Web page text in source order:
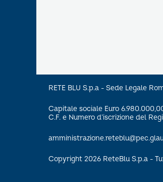
RETE BLU S.p.a - Sede Legale
Capitale sociale Euro
C.F. e Numero d’iscrizione del
Copyright 2026 ReteBlu S.p.a -